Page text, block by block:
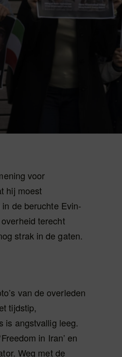
voor
hij moest
de beruchte Evin-
terecht
strak in de gaten.
van de overleden
tijdstip,
is angstvallig leeg.
in Iran’ en
Weg met de